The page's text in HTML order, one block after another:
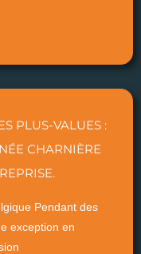
PLUS-VALUES :
CHARNIÈRE
Pendant des
exception en